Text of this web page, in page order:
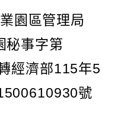
園區管理局
秘事字第
經濟部115年5
號